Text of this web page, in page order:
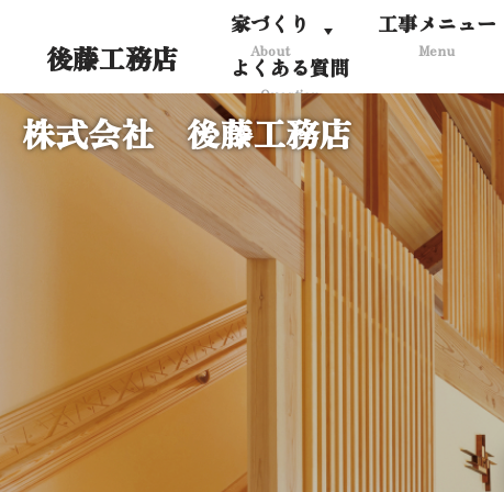
ン
テ
ン
後藤工務店
家づくり
About
工事メニュー
Menu
よくある質問
Question
株式会社 後藤工務店